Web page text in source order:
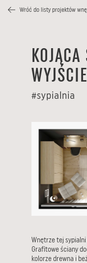
Wróć do listy projektów
#sypialnia
Wnętrze tej
Grafitowe ściany
kolorze drewna i